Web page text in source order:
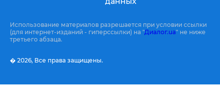
Использование материалов разрешается при условии ссылки
(для интернет-изданий - гиперссылки) на "Диалог.ua" не ниже
третьего абзаца.
� 2026, Все права защищены.